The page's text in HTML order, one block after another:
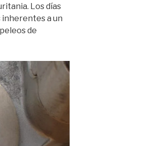
Los días
inherentes a un
de